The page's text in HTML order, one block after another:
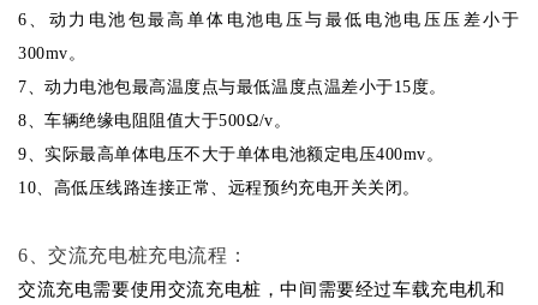
6、 动力电池包最高单体电池电压与最低电池电压压差小于
300mv。
7、动力电池包最高温度点与最低温度点温差小于15度。
8、车辆绝缘电阻阻值大于500Ω/v。
9、实际最高单体电压不大于单体电池额定电压400mv。
10、 高低压线路连接正常、远程预约充电开关关闭。
6 、交流充电桩充电流程：
交流充电需要使用交流充电桩，中间需要经过车载充电机和